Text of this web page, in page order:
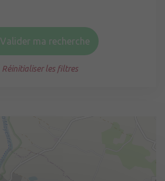
Valider ma recherche
Réinitialiser les filtres